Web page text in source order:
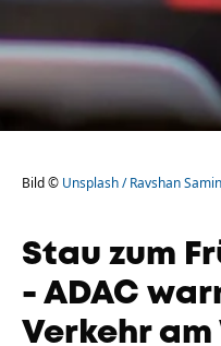
Bild © Unsplash / Ravshan
Stau zum
- ADAC
Verkehr